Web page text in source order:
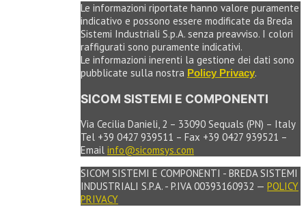
Le informazioni riportate hanno valore puramente
indicativo e possono essere modificate da Breda
Sistemi Industriali S.p.A. senza preavviso. I colori
raffigurati sono puramente indicativi.
Le informazioni inerenti la gestione dei dati sono
pubblicate sulla nostra Policy Privacy.
SICOM SISTEMI E COMPONENTI
Via Cecilia Danieli, 2 – 33090 Sequals (PN) – Italy
Tel +39 0427 939511 – Fax +39 0427 939521 –
Email info@sicomsys.com
SICOM SISTEMI E COMPONENTI - BREDA SISTEMI
INDUSTRIALI S.P.A. - P.IVA 00393160932 — POLICY
PRIVACY